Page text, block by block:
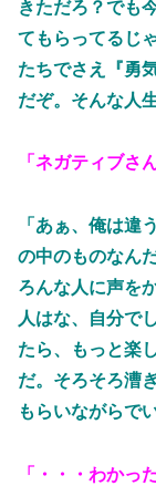
きただろ？でも
てもらってるじ
たちでさえ『勇
だぞ。そんな人
「ネガティブさ
「あぁ、俺は違
の中のものなん
ろんな人に声を
人はな、自分で
たら、もっと楽
だ。そろそろ漕
もらいながらで
「・・・わかった